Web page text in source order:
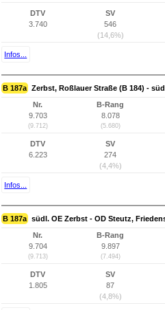
DTV
3.740
SV
546
(14,6%)
Infos...
B 187a Zerbst, Roßlauer Straße (B 184) -
Nr.
9.703
(9.712)
B-Rang
8.078
(5.680)
DTV
6.223
SV
274
(4,4%)
Infos...
B 187a südl. OE Zerbst - OD Steutz,
Nr.
9.704
(9.713)
B-Rang
9.897
(7.494)
DTV
1.805
SV
87
(4,8%)